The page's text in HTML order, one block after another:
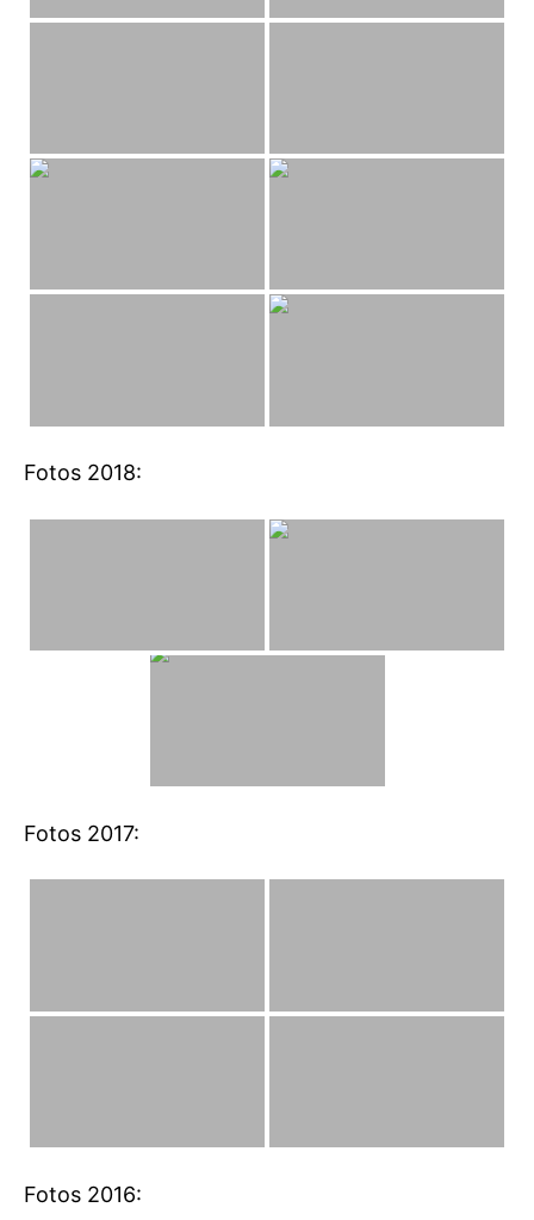
Fotos 2018:
Fotos 2017:
Fotos 2016: